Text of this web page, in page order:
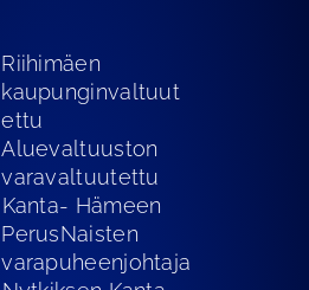
Riihimäen
kaupunginvaltuut
ettu
Aluevaltuuston
varavaltuutettu
⁠Kanta- Hämeen
PerusNaisten
varapuheenjohtaja